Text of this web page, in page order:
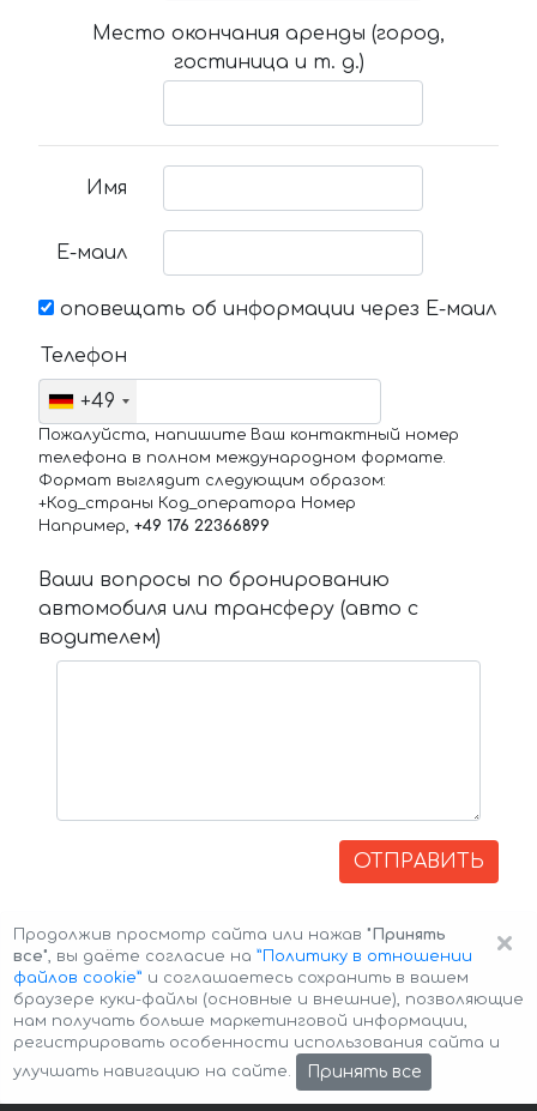
Место окончания аренды (город,
гостиница и т. д.)
Имя
Е-маил
оповещать об информации через Е-маил
Телефон
+49
Пожалуйста, напишите Ваш контактный номер
телефона в полном международном формате.
Формат выглядит следующим образом:
+Код_страны Код_оператора Номер
Например, +49 176 22366899
Ваши вопросы по бронированию
автомобиля или трансферу (авто с
водителем)
ОТПРАВИТЬ
Авторские права © 2026 Авто-Аренда Cookie Policy
×
Продолжив просмотр сайта или нажав "Принять
все", вы даёте согласие на ”Политику в отношении
файлов cookie” и соглашаетесь сохранить в вашем
браузере куки-файлы (основные и внешние), позволяющие
нам получать больше маркетинговой информации,
регистрировать особенности использования сайта и
улучшать навигацию на сайте.
Принять все